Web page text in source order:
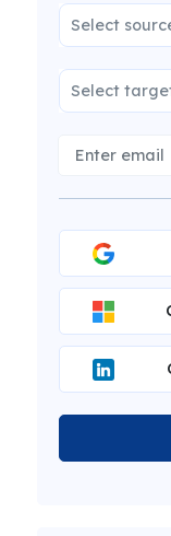
Select
Select